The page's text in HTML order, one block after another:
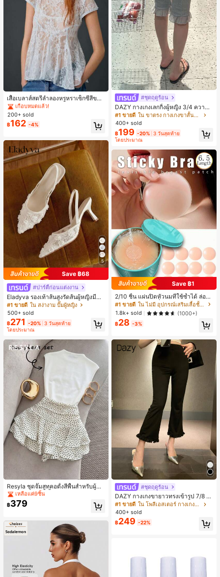
เสื้อเบลาส์สตรีลำลองหรูหราเซ็กซี่สีขาว
จับจีบลูกไม้เปิดหลังสำหรับฤดูร้อน
#1 ขายดี
เกือบหมดแล้ว!
#1 ขายดี
เกือบหมดแล้ว!
#1 ขายดี
เกือบหมดแล้ว!
#1 ขายดี
ใน หลวม เสื้อยืดเนื้อนุ่มสำหรับใส่ทุกวัน
200+ sold
฿162 -4%
5
Save ฿68
#ปาร์ตี้ก่อนแต่งงาน
Eladyva รองเท้าส้นสูงรัดส้นผู้หญิงมีดอ
กไม้ประดับตาข่ายเสริมและสามารถสว
มได้สองแบบ ส้นสูง 7 ซม. รูปแบบโรมัน
หรูหรา ส้นเข็ม ลุคเทพนิยาย
#1 ขายดี ใน สง่างาม ปั๊มผู้หญิง
500+ sold
฿271 -20% 3 วันสุดท้าย
โดยประมาณ
Resyla ชุดจั๊มสูทคอตั้งสีพื้นสำหรับผู้ห
ญิงและกระโปรงสั้นชายระบายลายจุด 2
ชิ้น
ใน นัวเนีย ชุดประสานงานสตรี
เหลือแค่9ชิ้น
#2 ขายดี
เหลือแค่9ชิ้น
#2 ขายดี
เหลือแค่9ชิ้น
เหลือแค่9ชิ้น
฿379
#ชุดฤดูร้อน
DAZY กางเกงเลกกิ้งผู้หญิง 3/4 ความย
าวขา ทรงเข้ารูป แต่งลูกไม้แบบปะติด
ลำลอง สำหรับวันหยุดฤดูร้อน
#1 ขายดี
ใน ขาตรง กางเกงขาสั้นผู้หญิง
400+ sold
฿199 -20% 3 วันสุดท้าย
โดยประมาณ
Save ฿1
2/10 ชิ้น แผ่นปิดหัวนมที่ใช้ซ้ำได้ ล่องห
น ไร้รอยต่อ & ไม่ลื่น เหมาะสำหรับโอก
าสต่างๆ สิ่งจำเป็นสำหรับฤดูร้อน
#1 ขายดี
ใน ไม่มี อุปกรณ์เสริมเสื้อชั้นในผู้หญิง
1.8k+ sold
(1000+)
฿28 -3%
#ชุดฤดูร้อน
DAZY กางเกงขายาวทรงเข้ารูป 7/8 ส่
วนสำหรับผู้หญิง กางเกงลำลอง กางเกง
เดรสผู้หญิง
#1 ขายดี
ใน โพลีเอสเตอร์ กางเกงผู้หญิง
400+ sold
฿249 -22%